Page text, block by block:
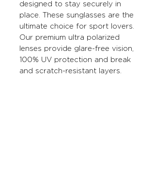
designed to stay securely in
place. These sunglasses are the
ultimate choice for sport lovers.
Our premium ultra polarized
lenses provide glare-free vision,
100% UV protection and break
and scratch-resistant layers.